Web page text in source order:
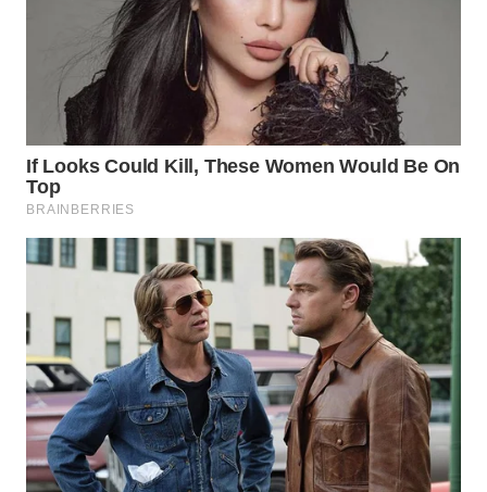
WAHANA
LISTRIK
WAHANA
TRAVEL
WAHANA
TV
WAHANANEWS
WAHANANEWS
CO ID
WAHANANEWS
NET